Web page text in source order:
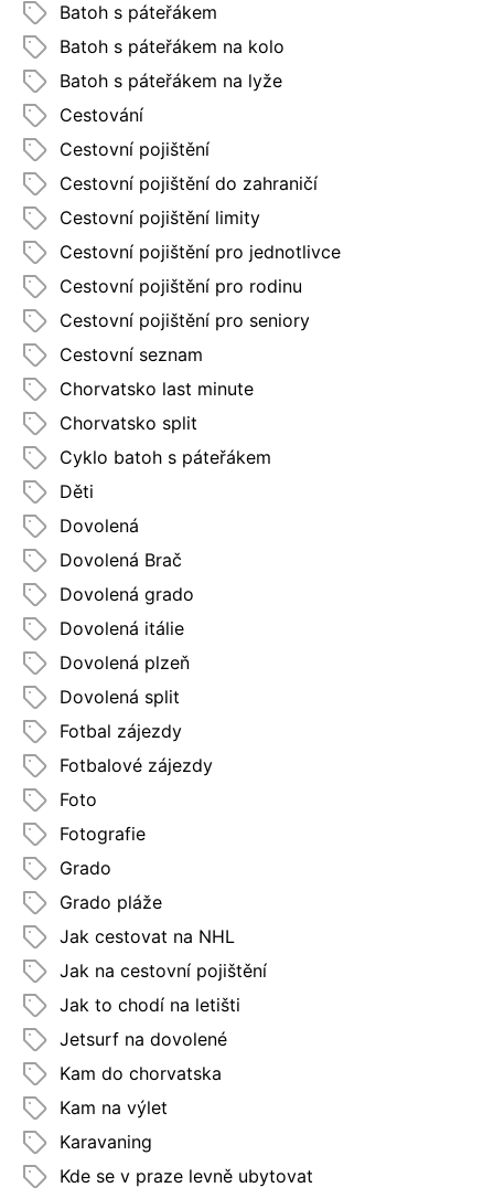
Batoh s páteřákem
Batoh s páteřákem na kolo
Batoh s páteřákem na lyže
Cestování
Cestovní pojištění
Cestovní pojištění do zahraničí
Cestovní pojištění limity
Cestovní pojištění pro jednotlivce
Cestovní pojištění pro rodinu
Cestovní pojištění pro seniory
Cestovní seznam
Chorvatsko last minute
Chorvatsko split
Cyklo batoh s páteřákem
Děti
Dovolená
Dovolená Brač
Dovolená grado
Dovolená itálie
Dovolená plzeň
Dovolená split
Fotbal zájezdy
Fotbalové zájezdy
Foto
Fotografie
Grado
Grado pláže
Jak cestovat na NHL
Jak na cestovní pojištění
Jak to chodí na letišti
Jetsurf na dovolené
Kam do chorvatska
Kam na výlet
Karavaning
Kde se v praze levně ubytovat